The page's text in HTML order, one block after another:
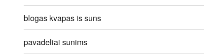
blogas kvapas is suns
pavadeliai sunims